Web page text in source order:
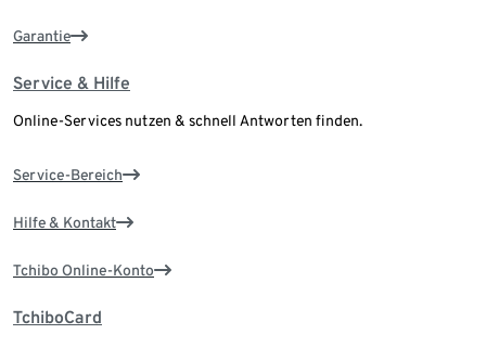
Garantie
Service & Hilfe
Online-Services nutzen & schnell Antworten finden.
Service-Bereich
Hilfe & Kontakt
Tchibo Online-Konto
TchiboCard